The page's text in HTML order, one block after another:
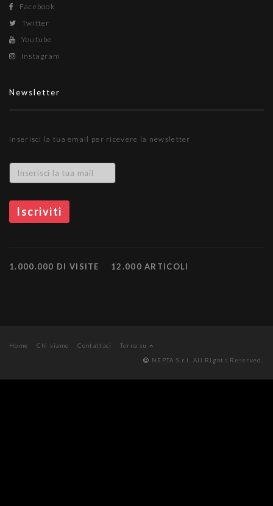
Facebook
Twitter
Youtube
Instagram
Newsletter
Inserisci la tua email per ricevere la newsletter
1.000.000 DI VISITE 12.000 ARTICOLI
Home Chi siamo Contattaci
Torna su
NEPTA S.r.l. All Rights Reserved.